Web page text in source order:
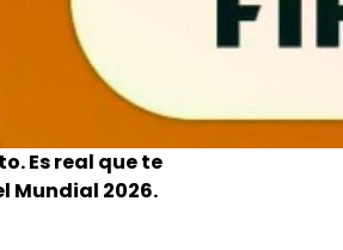
Es real que te
Mundial 2026.